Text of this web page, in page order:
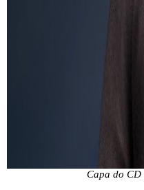
Capa do CD